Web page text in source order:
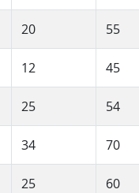
20 55
12 45
25 54
34 70
25 60